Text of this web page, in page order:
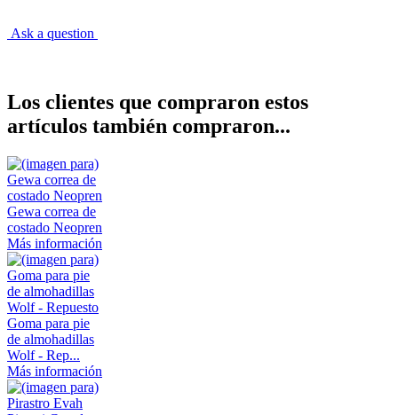
Ask a question
Los clientes que compraron estos
artículos también compraron...
Gewa correa de
costado Neopren
Más información
Goma para pie
de almohadillas
Wolf - Rep...
Más información